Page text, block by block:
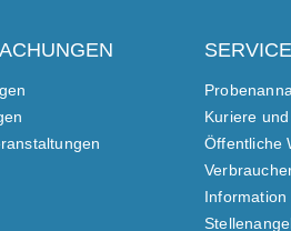
SERVICE
Kuriere
Öffentliche
Information